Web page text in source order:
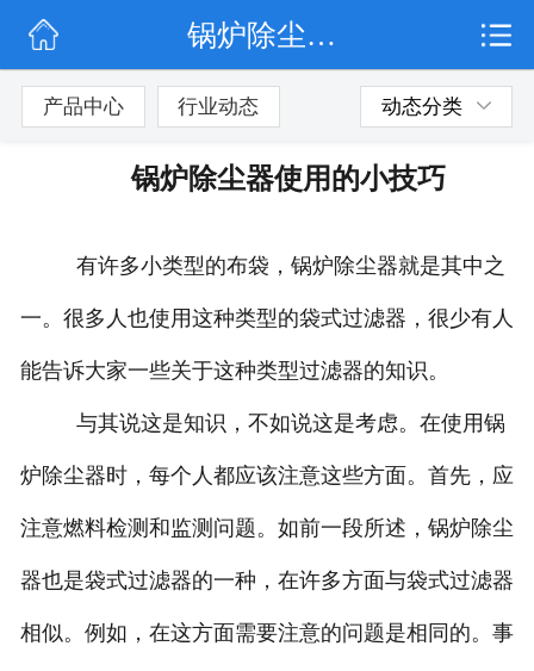
公司简介
联系我们
锅炉除尘器使用的小技巧
产品中心 行业动态 动态分类
锅炉除尘器使用的小技巧
有许多小类型的布袋，锅炉除尘器就是其中之
一。很多人也使用这种类型的袋式过滤器，很少有人
能告诉大家一些关于这种类型过滤器的知识。
与其说这是知识，不如说这是考虑。在使用锅
炉除尘器时，每个人都应该注意这些方面。首先，应
注意燃料检测和监测问题。如前一段所述，锅炉除尘
器也是袋式过滤器的一种，在许多方面与袋式过滤器
相似。例如，在这方面需要注意的问题是相同的。事